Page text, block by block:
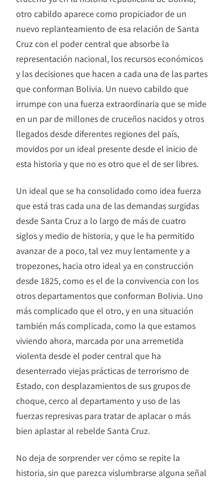
otro cabildo aparece como propiciador de un
nuevo replanteamiento de esa relación de Santa
Cruz con el poder central que absorbe la
representación nacional, los recursos económicos
y las decisiones que hacen a cada una de las partes
que conforman Bolivia. Un nuevo cabildo que
irrumpe con una fuerza extraordinaria que se mide
en un par de millones de cruceños nacidos y otros
llegados desde diferentes regiones del país,
movidos por un ideal presente desde el inicio de
esta historia y que no es otro que el de ser libres.
Un ideal que se ha consolidado como idea fuerza
que está tras cada una de las demandas surgidas
desde Santa Cruz a lo largo de más de cuatro
siglos y medio de historia, y que le ha permitido
avanzar de a poco, tal vez muy lentamente y a
tropezones, hacia otro ideal ya en construcción
desde 1825, como es el de la convivencia con los
otros departamentos que conforman Bolivia. Uno
más complicado que el otro, y en una situación
también más complicada, como la que estamos
viviendo ahora, marcada por una arremetida
violenta desde el poder central que ha
desenterrado viejas prácticas de terrorismo de
Estado, con desplazamientos de sus grupos de
choque, cerco al departamento y uso de las
fuerzas represivas para tratar de aplacar o más
bien aplastar al rebelde Santa Cruz.
No deja de sorprender ver cómo se repite la
historia, sin que parezca vislumbrarse alguna señal